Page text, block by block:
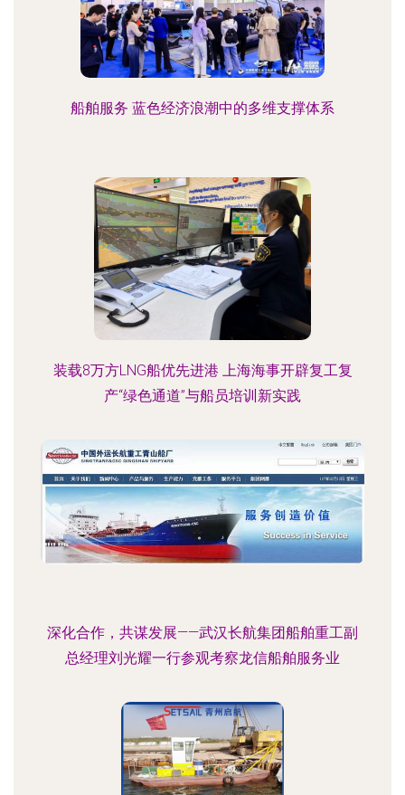
船舶服务 蓝色经济浪潮中的多维支撑体系
装载8万方LNG船优先进港 上海海事开辟复工复
产“绿色通道”与船员培训新实践
深化合作，共谋发展——武汉长航集团船舶重工副
总经理刘光耀一行参观考察龙信船舶服务业